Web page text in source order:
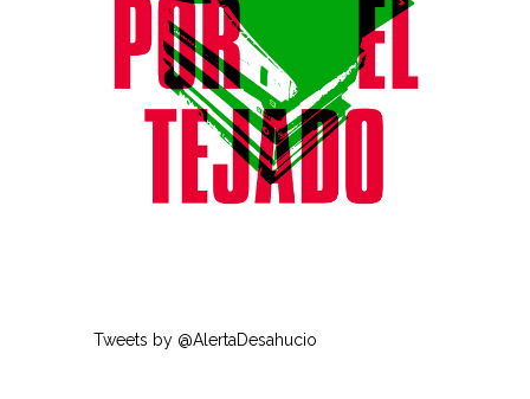
Tweets by @AlertaDesahucio